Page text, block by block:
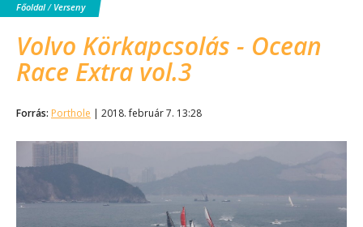
Főoldal/ Verseny
Volvo Körkapcsolás - Ocean
Race Extra vol.3
Forrás: Porthole | 2018. február 7. 13:28